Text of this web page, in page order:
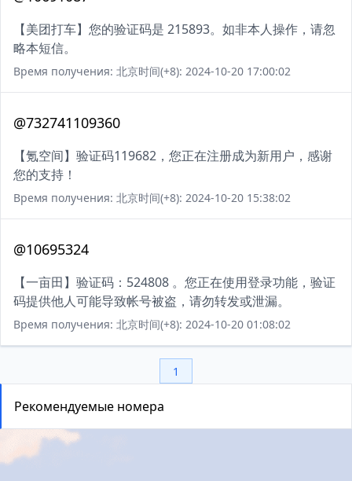
【美团打车】您的验证码是 215893。如非本人操作，请忽
略本短信。
Время получения: 北京时间(+8): 2024-10-20 17:00:02
@732741109360
【氪空间】验证码119682，您正在注册成为新用户，感谢
您的支持！
Время получения: 北京时间(+8): 2024-10-20 15:38:02
@10695324
【一亩田】验证码：524808 。您正在使用登录功能，验证
码提供他人可能导致帐号被盗，请勿转发或泄漏。
Время получения: 北京时间(+8): 2024-10-20 01:08:02
1
Рекомендуемые номера